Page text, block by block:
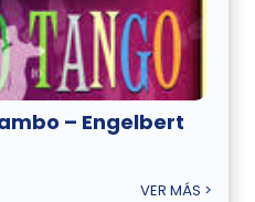
– Engelbert
VER MÁS >